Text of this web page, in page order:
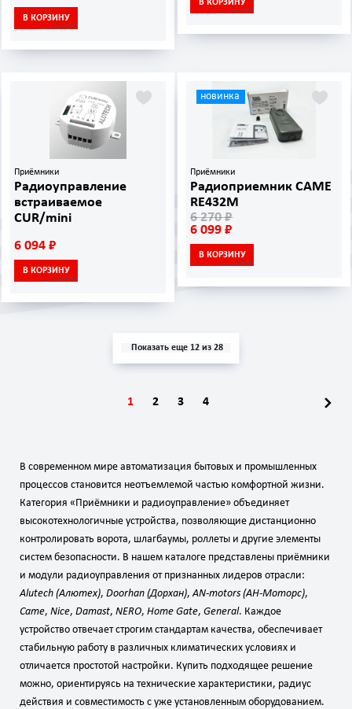
В КОРЗИНУ
В КОРЗИНУ
Приёмники
Радиоуправление
встраиваемое
CUR/mini
6 094 ₽
В КОРЗИНУ
новинка
Приёмники
Радиоприемник CAME
RE432M
6 270 ₽
6 099 ₽
В КОРЗИНУ
Показать еще 12 из 28
1 2 3 4
В современном мире автоматизация бытовых и промышленных
процессов становится неотъемлемой частью комфортной жизни.
Категория «Приёмники и радиоуправление» объединяет
высокотехнологичные устройства, позволяющие дистанционно
контролировать ворота, шлагбаумы, роллеты и другие элементы
систем безопасности. В нашем каталоге представлены приёмники
и модули радиоуправления от признанных лидеров отрасли:
Alutech (Алютех), Doorhan (Дорхан),AN‑motors (АН‑Моторс),
Came, Nice, Damast, NERO, Home Gate, General. Каждое
устройство отвечает строгим стандартам качества, обеспечивает
стабильную работу в различных климатических условиях и
отличается простотой настройки. Купить подходящее решение
можно, ориентируясь на технические характеристики, радиус
действия и совместимость с уже установленным оборудованием.